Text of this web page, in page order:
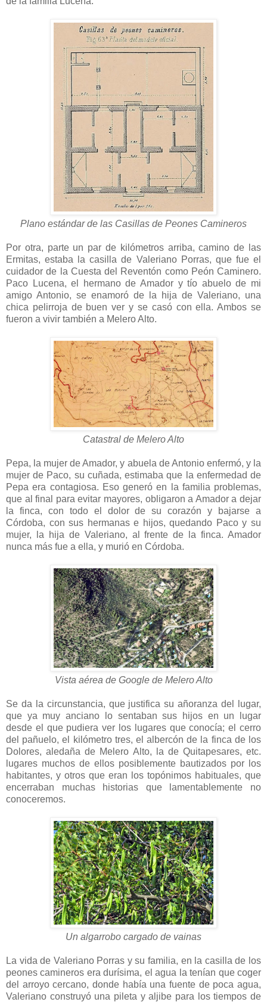
Plano estándar de las Casillas de Peones Camineros
Por otra, parte un par de kilómetros arriba, camino de las
Ermitas, estaba la casilla de Valeriano Porras, que fue el
cuidador de la Cuesta del Reventón como Peón Caminero.
Paco Lucena, el hermano de Amador y tío abuelo de mi
amigo Antonio, se enamoró de la hija de Valeriano, una
chica pelirroja de buen ver y se casó con ella. Ambos se
fueron a vivir también a Melero Alto.
Catastral de Melero Alto
Pepa, la mujer de Amador, y abuela de Antonio enfermó, y la
mujer de Paco, su cuñada, estimaba que la enfermedad de
Pepa era contagiosa. Eso generó en la familia problemas,
que al final para evitar mayores, obligaron a Amador a dejar
la finca, con todo el dolor de su corazón y bajarse a
Córdoba, con sus hermanas e hijos, quedando Paco y su
mujer, la hija de Valeriano, al frente de la finca. Amador
nunca más fue a ella, y murió en Córdoba.
Vista aérea de Google de Melero Alto
Se da la circunstancia, que justifica su añoranza del lugar,
que ya muy anciano lo sentaban sus hijos en un lugar
desde el que pudiera ver los lugares que conocía; el cerro
del pañuelo, el kilómetro tres, el albercón de la finca de los
Dolores, aledaña de Melero Alto, la de Quitapesares, etc.
lugares muchos de ellos posiblemente bautizados por los
habitantes, y otros que eran los topónimos habituales, que
encerraban muchas historias que lamentablemente no
conoceremos.
Un algarrobo cargado de vainas
La vida de Valeriano Porras y su familia, en la casilla de los
peones camineros era durísima, el agua la tenían que coger
del arroyo cercano, donde había una fuente de poca agua,
Valeriano construyó una pileta y aljibe para los tiempos de